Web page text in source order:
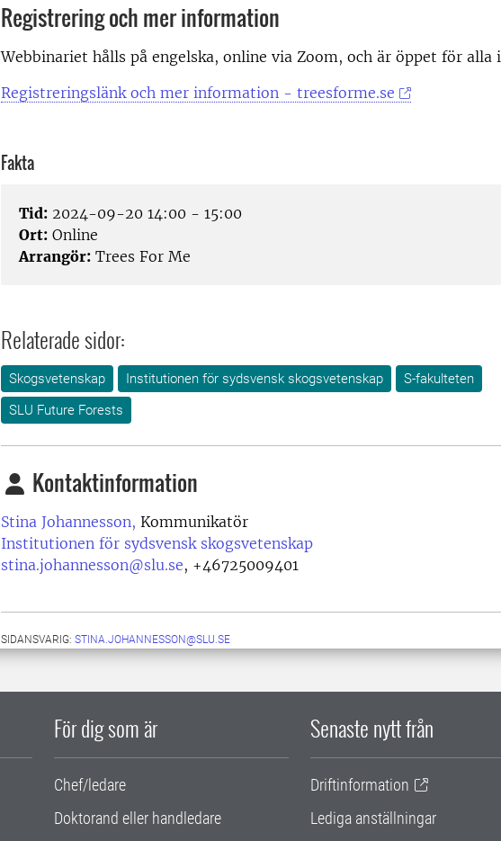
Registrering och mer information
Webbinariet hålls på engelska, online via Zoom, och är öppet för alla
Registreringslänk och mer information - treesforme.se
Fakta
Tid: 2024-09-20 14:00 - 15:00
Ort: Online
Arrangör: Trees For Me
Relaterade sidor:
Skogsvetenskap Institutionen för sydsvensk skogsvetenskap
S-fakulteten
SLU Future Forests
Kontaktinformation
Stina Johannesson, Kommunikatör
Institutionen för sydsvensk skogsvetenskap
stina.johannesson@slu.se, +46725009401
SIDANSVARIG: STINA.JOHANNESSON@SLU.SE
För dig som är
Chef/ledare
Doktorand eller handledare
Senaste nytt från
Driftinformation
Lediga anställningar